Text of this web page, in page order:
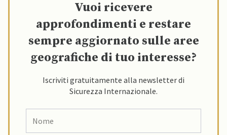
Vuoi ricevere
approfondimenti e restare
sempre aggiornato sulle aree
geografiche di tuo interesse?
Iscriviti gratuitamente alla newsletter di
Sicurezza Internazionale.